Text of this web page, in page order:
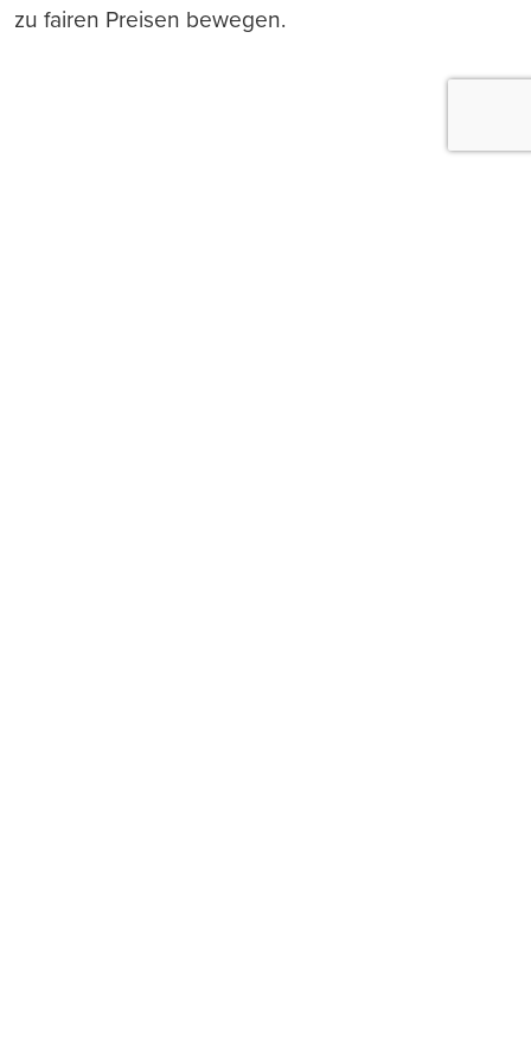
zu fairen Preisen bewegen.